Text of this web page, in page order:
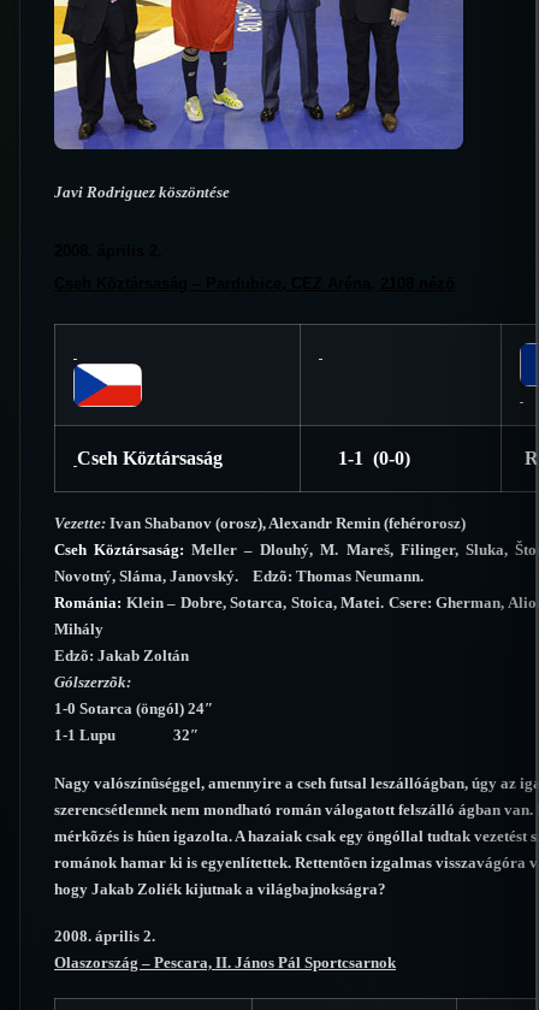
Javi Rodriguez köszöntése
Cseh Köztársaság 1-1 (0-0)
Vezette: Ivan Shabanov (orosz), Alexandr Remin (fehérorosz)
Cseh Köztársaság: Meller – Dlouhý, M. Mareš, Filinger, Sluka,
Novotný, Sláma, Janovský.
Edzõ: Thomas Neumann.
Románia: Klein – Dobre, Sotarca, Stoica, Matei. Csere: Gherman,
Mihály
Edzõ: Jakab Zoltán
Gólszerzõk:
1-0 Sotarca (öngól) 24″
1-1 Lupu 32″
Nagy valószínûséggel, amennyire a cseh futsal leszállóágban, úgy az
szerencsétlennek nem mondható román válogatott felszálló ágban van.
mérkõzés is hûen igazolta. A hazaiak csak egy öngóllal tudtak vezetést
románok hamar ki is egyenlítettek. Rettentõen izgalmas visszavágóra
hogy Jakab Zoliék kijutnak a világbajnokságra?
2008. április 2.
Olaszország – Pescara, II. János Pál Sportcsarnok